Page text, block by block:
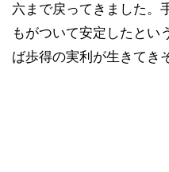
六まで戻ってきました。
もがついて安定したとい
ば歩得の実利が生きてき